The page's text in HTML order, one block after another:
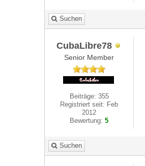
Suchen
CubaLibre78
Senior Member
Beiträge: 355
Registriert seit: Feb
2012
Bewertung:5
Suchen